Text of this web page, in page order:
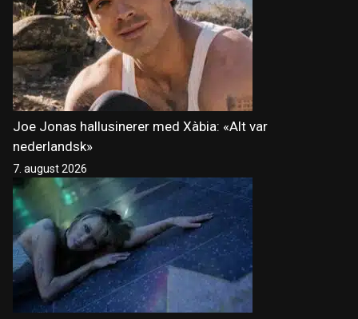
Joe Jonas hallusinerer med Xàbia: «Alt var
nederlandsk»
7. august 2026